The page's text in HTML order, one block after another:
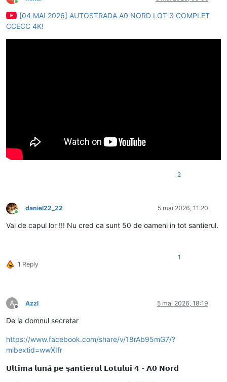
Conectat
[04 MAI 2026] AUTOSTRADA A0 NORD LOT 3 COMPLET
CCECC 4K!
2
Conectat
daniel22_22 5 mai 2026, 11:20
Vai de capul lor !!! Nu cred ca sunt 50 de oameni in tot santierul.
1 Reply
1
A
Deconectat
Azzl 5 mai 2026, 18:19
De la domnul secretar
https://www.facebook.com/share/v/18rAb95mG7/?
mibextid=wwXIfr
𝗨𝗹𝘁𝗶𝗺𝗮 𝗹𝘂𝗻𝗮̆ 𝗽𝗲 𝘀̦𝗮𝗻𝘁𝗶𝗲𝗿𝘂𝗹 𝗟𝗼𝘁𝘂𝗹𝘂𝗶 𝟰 - 𝗔𝟬 𝗡𝗼𝗿𝗱